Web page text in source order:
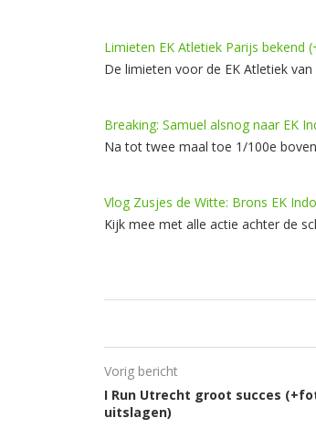
Limieten EK Atletiek Parijs bekend
De limieten voor de EK Atletiek
Breaking: Samuel alsnog naar EK
Na tot twee maal toe 1/100e
Vlog Zusjes de Witte: Brons EK
Kijk mee met alle actie achter de
Vorig bericht
I Run Utrecht groot succes
uitslagen)